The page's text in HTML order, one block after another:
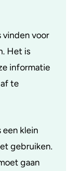
vinden voor
Het is
informatie
te
klein
gebruiken.
gaan